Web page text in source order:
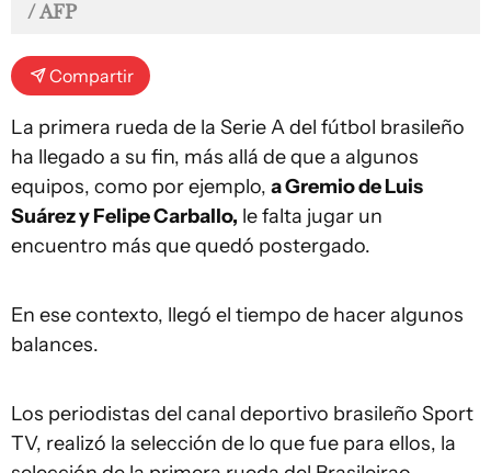
/ AFP
Compartir
La primera rueda de la Serie A del fútbol brasileño
ha llegado a su fin, más allá de que a algunos
equipos, como por ejemplo, a Gremio de Luis
Suárez y Felipe Carballo, le falta jugar un
encuentro más que quedó postergado.
En ese contexto, llegó el tiempo de hacer algunos
balances.
Los periodistas del canal deportivo brasileño Sport
TV, realizó la selección de lo que fue para ellos, la